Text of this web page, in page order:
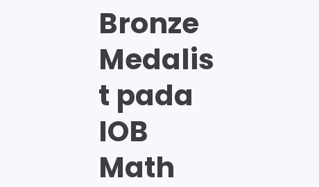
Bronze
Medalis
t pada
IOB
Math